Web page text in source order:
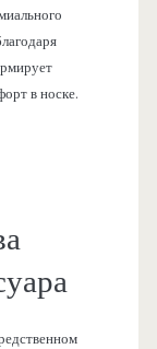
в носке.